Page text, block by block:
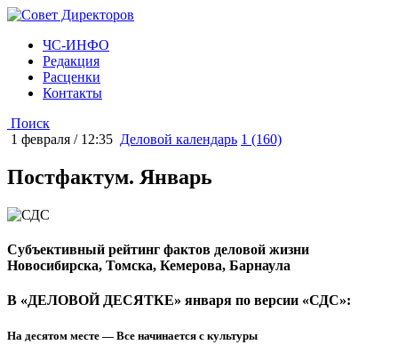
ЧС-ИНФО
Редакция
Расценки
Контакты
Поиск
1 февраля / 12:35 Деловой календарь 1 (160)
Постфактум. Январь
Субъективный рейтинг фактов деловой жизни
Новосибирска, Томска, Кемерова, Барнаула
В «ДЕЛОВОЙ ДЕСЯТКЕ» января по версии «СДС»:
На десятом месте — Все начинается с культуры